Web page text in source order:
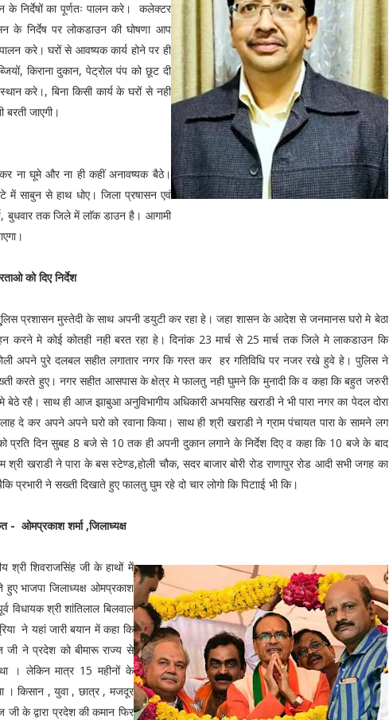
के निर्देषों का पूर्णतः पालन करे। कलेक्टर
के निर्देष पर लोकडाउन की घोषणा आप
करे। घरों से आवष्यक कार्य होने पर ही
किराना दुकान, पेट्रोल पंप को छूट दी
करे।, बिना किसी कार्य के घरों से नहीं
बरती जाएगी।
ना घूमे और ना ही कहीं अनावष्यक बैठे।
में साबुन से हाथ धोए। जिला प्रषासन एवं
बुधवार तक जिले में लाॅक डाउन है। आगामी
को दिए निर्देश
प्रशासन मुस्तेदी के साथ अपनी डयुटी कर रहा हे। जहा शासन के आदेश से जनमानस घरो मे बेठा
करने मे कोई कोतही नही बरत रहा हे। दिनांक 23 मार्च से 25 मार्च तक जिले मे लाकडाउन कि
अपने पुरे दलबल सहीत लगातार नगर कि गस्त कर हर गतिविधि पर नजर रखे हुवे हे। पुलिस ने
करते हुए। नगर सहीत आसपास के क्षेत्र मे फालतु नही घुमने कि मुनादी कि व कहा कि बहुत जरुरी
बेठे रहै। साथ ही आज झाबुआ अनुविभागीय अधिकारी अभयसिह खराडी ने भी पारा नगर का पेदल दोरा
दे कर अपने अपने घरो को रवाना किया। साथ ही श्री खराडी ने ग्राम पंचायत पारा के सामने लग
प्रति दिन सुबह 8 बजे से 10 तक ही अपनी दुकान लगाने के निर्देश दिए व कहा कि 10 बजे के बाद
खराडी ने पारा के बस स्टेण्ड,होली चौक, सदर बाजार बोरी रोड राणापुर रोड आदी सभी जगह का
ने सख्ती दिखाते हुए फालतु घुम रहे दो चार लोगो कि पिटााई भी कि।
- ओमप्रकाश शर्मा ,जिलाध्यक्ष
श्री शिवराजसिंह जी के हाथों में
भाजपा जिलाध्यक्ष ओमप्रकाश
विधायक श्री शांतिलाल बिलवाल
ने यहां जारी बयान में कहा कि
ने प्रदेश को बीमारू राज्य से
। लेकिन मात्र 15 महीनों के
। किसान , युवा , छात्र , मजदूर
के द्वारा प्रदेश की कमान फिर